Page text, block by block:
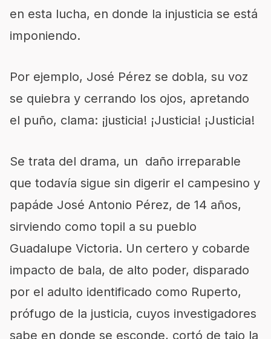
en esta lucha, en donde la injusticia se está
imponiendo.
Por ejemplo, José Pérez se dobla, su voz
se quiebra y cerrando los ojos, apretando
el puño, clama: ¡justicia! ¡Justicia! ¡Justicia!
Se trata del drama, un daño irreparable
que todavía sigue sin digerir el campesino y
papáde José Antonio Pérez, de 14 años,
sirviendo como topil a su pueblo
Guadalupe Victoria. Un certero y cobarde
impacto de bala, de alto poder, disparado
por el adulto identificado como Ruperto,
prófugo de la justicia, cuyos investigadores
sabe en donde se esconde, cortó de tajo la